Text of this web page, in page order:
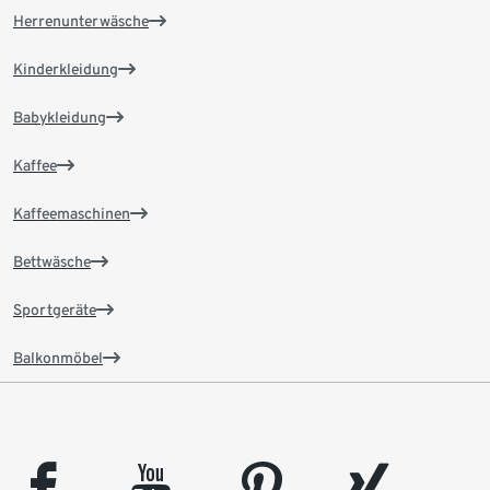
Herrenunterwäsche
Kinderkleidung
Babykleidung
Kaffee
Kaffeemaschinen
Bettwäsche
Sportgeräte
Balkonmöbel